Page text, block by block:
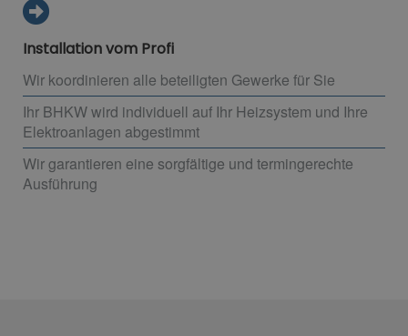
Installation vom Profi
Wir koordinieren alle beteiligten Gewerke für Sie
Ihr BHKW wird individuell auf Ihr Heizsystem und Ihre
Elektroanlagen abgestimmt
Wir garantieren eine sorgfältige und termingerechte
Ausführung